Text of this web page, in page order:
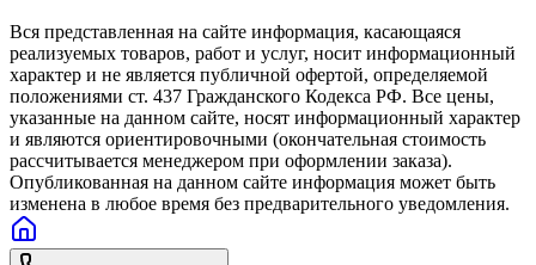
Вся представленная на сайте информация, касающаяся
реализуемых товаров, работ и услуг, носит информационный
характер и не является публичной офертой, определяемой
положениями ст. 437 Гражданского Кодекса РФ. Все цены,
указанные на данном сайте, носят информационный характер
и являются ориентировочными (окончательная стоимость
рассчитывается менеджером при оформлении заказа).
Опубликованная на данном сайте информация может быть
изменена в любое время без предварительного уведомления.